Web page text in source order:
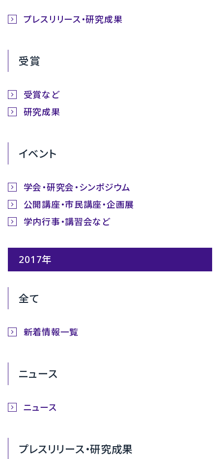
プレスリリース・研究成果
受賞
受賞など
研究成果
イベント
学会・研究会・シンポジウム
公開講座・市民講座・企画展
学内行事・講習会など
2017年
全て
新着情報一覧
ニュース
ニュース
プレスリリース・研究成果